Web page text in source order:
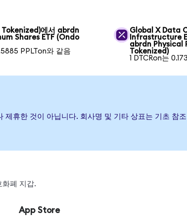
에서 abrdn
Shares ETF (Ondo
PPLTon와 같음
Global X Data
Infrastructure
abrdn Physical
Tokenized)
1 DTCRon는
휴한 것이 아닙니다. 회사명 및 기타 상표는 기초 참
화폐 지갑.
App Store